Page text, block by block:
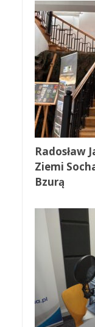
Radosław
Ziemi
Bzurą